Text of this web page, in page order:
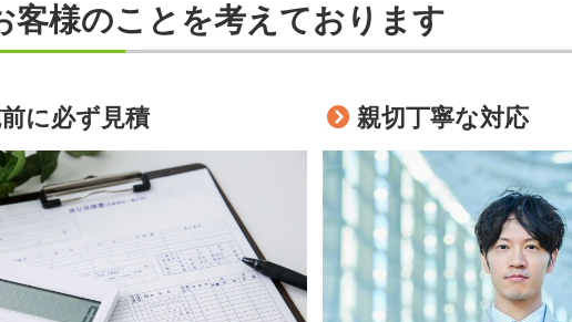
客様のことを考えております
に必ず見積 親切丁寧な対応